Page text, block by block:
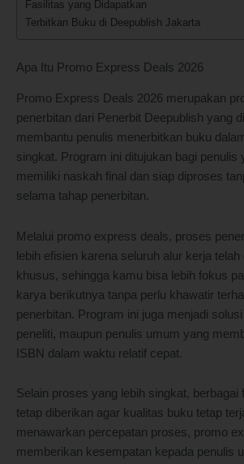
Fasilitas yang Didapatkan
Terbitkan Buku di Deepublish Jakarta
Apa Itu Promo Express Deals 2026
Promo Express Deals 2026 merupakan
penerbitan dari Penerbit Deepublish yang
membantu penulis menerbitkan buku
singkat. Program ini ditujukan bagi penulis
memiliki naskah final dan siap diproses
selama tahap penerbitan.
Melalui promo express deals, proses
lebih efisien karena seluruh alur kerja
khusus, sehingga kamu bisa lebih fokus
karya berikutnya tanpa perlu khawatir
penerbitan. Program ini juga menjadi
peneliti, maupun penulis umum yang
ISBN dalam waktu relatif cepat.
Selain proses yang lebih singkat, berbagai
tetap diberikan agar kualitas buku tetap
menawarkan percepatan proses, promo
memberikan kesempatan kepada penulis